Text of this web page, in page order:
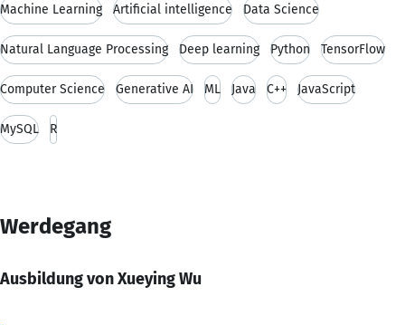
Machine Learning Artificial intelligence Data Science
Natural Language Processing Deep learning Python TensorFlow
Computer Science Generative AI ML Java C++ JavaScript
MySQL R
Werdegang
Ausbildung von Xueying Wu